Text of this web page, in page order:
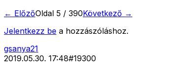
← ElőzőOldal 5 / 390Következő →
Jelentkezz be a hozzászóláshoz.
gsanya21
2019.05.30. 17:48#19300